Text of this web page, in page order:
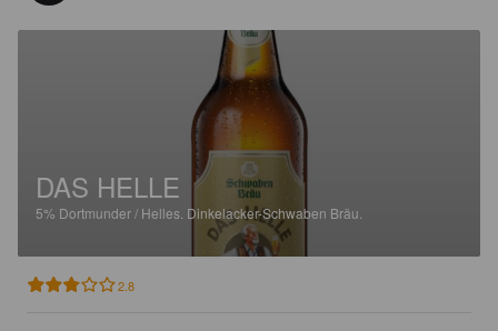
DAS HELLE
5% Dortmunder / Helles. Dinkelacker-Schwaben Bräu.
2.8